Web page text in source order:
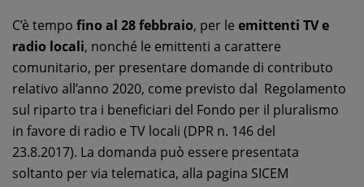
C’è tempo fino al 28 febbraio, per le emittenti TV e
radio locali, nonché le emittenti a carattere
comunitario, per presentare domande di contributo
relativo all’anno 2020, come previsto dal Regolamento
sul riparto tra i beneficiari del Fondo per il pluralismo
in favore di radio e TV locali (DPR n. 146 del
23.8.2017). La domanda può essere presentata
soltanto per via telematica, alla pagina SICEM